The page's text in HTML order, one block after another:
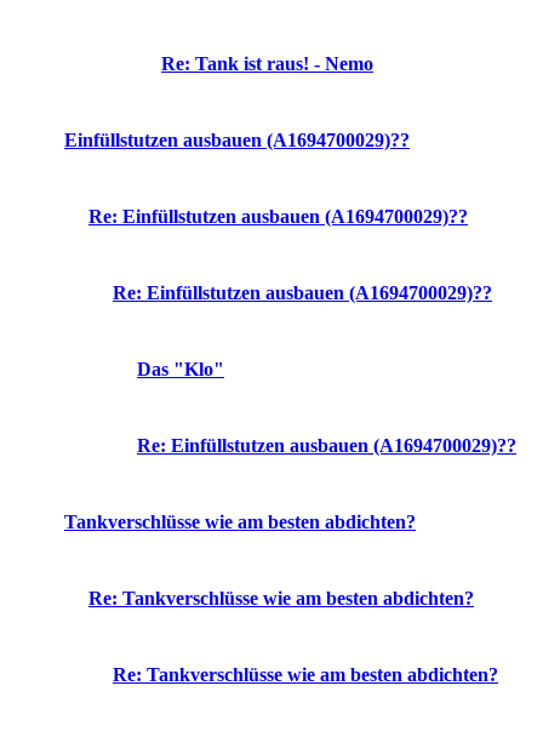
Re: Tank ist raus! - Nemo
Einfüllstutzen ausbauen (A1694700029)??
Re: Einfüllstutzen ausbauen (A1694700029)??
Re: Einfüllstutzen ausbauen (A1694700029)??
Das "Klo"
Re: Einfüllstutzen ausbauen (A1694700029)??
Tankverschlüsse wie am besten abdichten?
Re: Tankverschlüsse wie am besten abdichten?
Re: Tankverschlüsse wie am besten abdichten?